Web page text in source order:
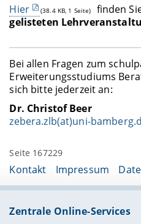
Anmeldung für das
über denVC-Kurs
Wintersemester
Sollten Sie es im
benötigen, schreiben Sie
eine kurze E-Mail an
.
Hier (38.4 KB, 1 Seite) finden
gelisteten
Bei allen Fragen zum
Erweiterungsstudiums
sich bitte jederzeit an:
Dr. Christof Beer
zebera.zlb(at)uni-
Seite 167229
Kontakt Impressum
Zentrale Online-Services